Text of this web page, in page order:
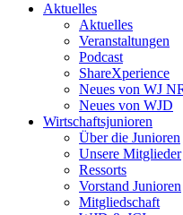
Aktuelles
Aktuelles
Veranstaltungen
Podcast
ShareXperience
Neues von WJ
Neues von WJD
Wirtschaftsjunioren
Über die Junioren
Unsere Mitglieder
Ressorts
Vorstand Junioren
Mitgliedschaft